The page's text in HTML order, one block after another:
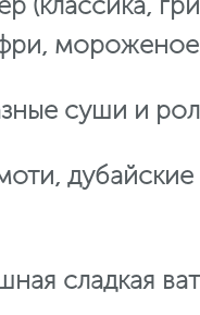
суши и
сладкая